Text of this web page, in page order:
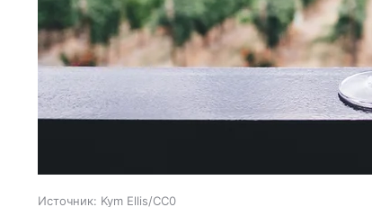
Источник: Kym Ellis/CC0